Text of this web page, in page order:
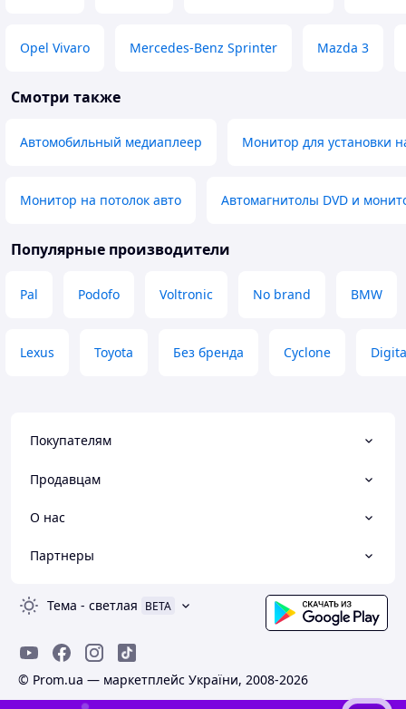
Opel Vivaro Mercedes-Benz Sprinter Mazda 3
Смотри также
Автомобильный медиаплеер Монитор для установки
Монитор на потолок авто Автомагнитолы DVD и
Популярные производители
Pal Podofo Voltronic No brand BMW
Lexus Toyota Без бренда Cyclone
Покупателям
Продавцам
О нас
Партнеры
Тема - светлая BETA
© Prom.ua — маркетплейс України, 2008-2026